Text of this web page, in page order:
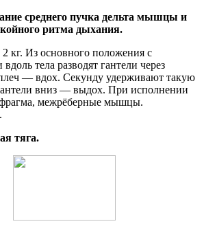
среднего пучка дельта мышцы и
ритма дыхания.
кг. Из основного положения с
тела разводят гантели через
— вдох. Секунду удерживают такую
вниз — выдох. При исполнении
межрёберные мышцы.
тяга.